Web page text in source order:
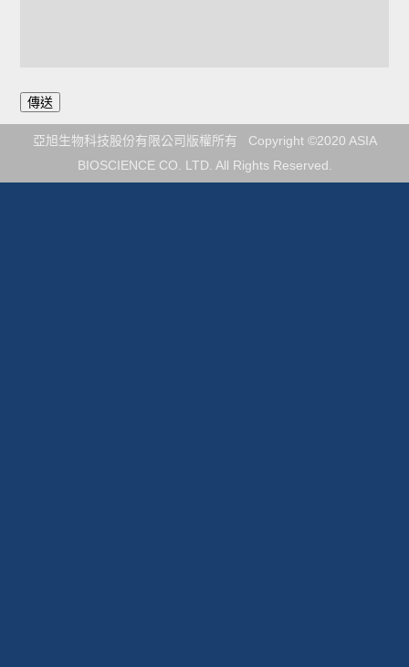
亞旭生物科技股份有限公司版權所有 Copyright ©2020 ASIA
BIOSCIENCE CO. LTD. All Rights Reserved.